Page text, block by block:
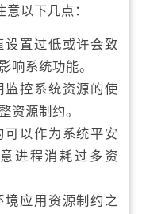
以下几点：
设置过低或许会致
响系统功能。
监控系统资源的使
资源制约。
可以作为系统平安
进程消耗过多资
境应用资源制约之